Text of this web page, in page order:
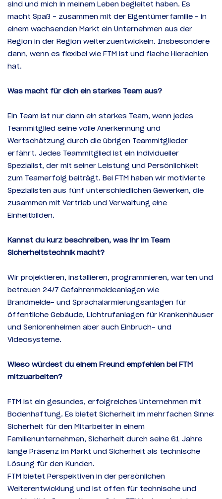
sind und mich in meinem Leben begleitet haben. Es
macht Spaß – zusammen mit der Eigentümerfamilie – in
einem wachsenden Markt ein Unternehmen aus der
Region in der Region weiterzuentwickeln. Insbesondere
dann, wenn es flexibel wie FTM ist und flache Hierachien
hat.
Was macht für dich ein starkes Team aus?
Ein Team ist nur dann ein starkes Team, wenn jedes
Teammitglied seine volle Anerkennung und
Wertschätzung durch die übrigen Teammitglieder
erfährt. Jedes Teammitglied ist ein individueller
Spezialist, der mit seiner Leistung und Persönlichkeit
zum Teamerfolg beiträgt. Bei FTM haben wir motivierte
Spezialisten aus fünf unterschiedlichen Gewerken, die
zusammen mit Vertrieb und Verwaltung eine
Einheitbilden.
Kannst du kurz beschreiben, was ihr im Team
Sicherheitstechnik macht?
Wir projektieren, installieren, programmieren, warten und
betreuen 24/7 Gefahrenmeldeanlagen wie
Brandmelde- und Sprachalarmierungsanlagen für
öffentliche Gebäude, Lichtrufanlagen für Krankenhäuser
und Seniorenheimen aber auch Einbruch- und
Videosysteme.
Wieso würdest du einem Freund empfehlen bei FTM
mitzuarbeiten?
FTM ist ein gesundes, erfolgreiches Unternehmen mit
Bodenhaftung. Es bietet Sicherheit im mehrfachen Sinne:
Sicherheit für den Mitarbeiter in einem
Familienunternehmen, Sicherheit durch seine 61 Jahre
lange Präsenz im Markt und Sicherheit als technische
Lösung für den Kunden.
FTM bietet Perspektiven in der persönlichen
Weiterentwicklung und ist offen für technische und